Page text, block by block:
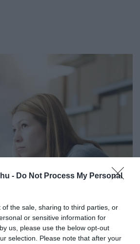
- Do Not Process My Personal
of the sale, sharing to third parties, or
or sensitive information for
us, please use the below opt-out
selection. Please note that after your
ÉS GYÉMÁNT